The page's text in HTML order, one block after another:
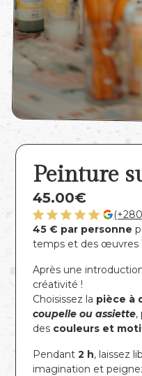
Peinture
45.00€
45 € par personne
temps et des œuvres
Après une
créativité !
Choisissez la pièce à
coupelle ou assiette,
des couleurs et
Pendant2 h, laissez
imagination et